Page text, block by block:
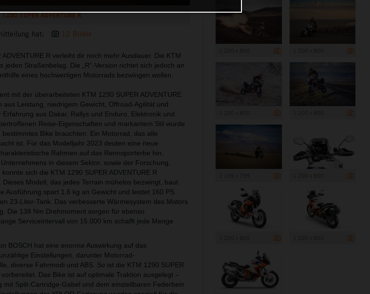
SUPER ADVENTURE R
hat: 12 Bilder
R verleiht dir noch mehr Ausdauer. Die KTM
jeden Straßenbelag. Die „R“-Version richtet sich jedoch an
eines hochwertigen Motorrads bezwingen wollen.
mit der überarbeiteten KTM 1290 SUPER ADVENTURE
Leistung, niedrigem Gewicht, Offroad-Agilität und
aus Dakar, Rallys und Enduro, Elektronik und
Reise-Eigenschaften und markantem Stil wurde
Bike brauchten: Ein Motorrad, das alle
ist. Für das Modelljahr 2023 deuten eine neue
Rahmen auf das Rennsporterbe hin.
in diesem Sektor, sowie der Forschung,
sich die KTM 1290 SUPER ADVENTURE R
Modell, das jedes Terrain mühelos bezwingt, baut
Ausführung spart 1,6 kg an Gewicht und leistet 160 PS.
23-Liter-Tank. Das verbesserte Wärmesystem des Motors
Die 138 Nm Drehmoment sorgen für ebenso
Serviceintervall von 15.000 km schafft jede Menge
BOSCH hat eine enorme Auswirkung auf das
Einstellungen, darunter Motorrad-
diverse Fahrmodi und ABS. So ist die KTM 1290 SUPER
Das Bike ist auf optimale Traktion ausgelegt –
Split-Cartridge-Gabel und dem einstellbaren Federbein